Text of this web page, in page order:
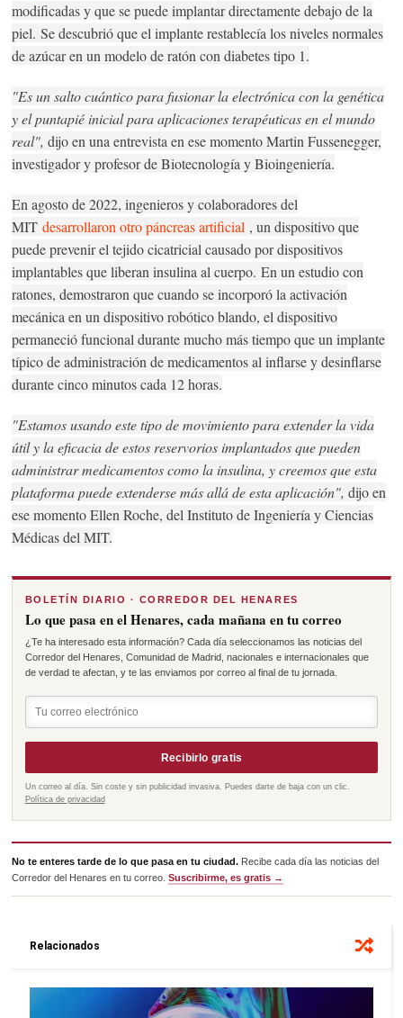
modificadas y que se puede implantar directamente debajo de la
piel.Se descubrió que el implante restablecía los niveles normales
de azúcar en un modelo de ratón con diabetes tipo 1.
"Es un salto cuántico para fusionar la electrónica con la genética
y el puntapié inicial para aplicaciones terapéuticas en el mundo
real",dijoen una entrevista en ese momento Martin Fussenegger,
investigador y profesor de Biotecnología y Bioingeniería.
En agosto de 2022, ingenieros y colaboradores del
MITdesarrollaron otro páncreas artificial , un dispositivo que
puede prevenir el tejido cicatricial causado por dispositivos
implantables que liberan insulina al cuerpo.En un estudio con
ratones, demostraron que cuando se incorporó la activación
mecánica en un dispositivo robótico blando, el dispositivo
permaneció funcional durante mucho más tiempo que un implante
típico de administración de medicamentos al inflarse y desinflarse
durante cinco minutos cada 12 horas.
"Estamos usando este tipo de movimiento para extender la vida
útil y la eficacia de estos reservorios implantados que pueden
administrar medicamentos como la insulina, y creemos que esta
plataforma puede extenderse más allá de esta aplicación", dijo en
ese momento Ellen Roche, del Instituto de Ingeniería y Ciencias
Médicas del MIT.
BOLETÍN DIARIO · CORREDOR DEL HENARES
Lo que pasa en el Henares, cada mañana en tu correo
¿Te ha interesado esta información? Cada día seleccionamos las noticias del
Corredor del Henares, Comunidad de Madrid, nacionales e internacionales que
de verdad te afectan, y te las enviamos por correo al final de tu jornada.
Recibirlo gratis
Un correo al día. Sin coste y sin publicidad invasiva. Puedes darte de baja con un clic.
Política de privacidad
No te enteres tarde de lo que pasa en tu ciudad. Recibe cada día las noticias del
Corredor del Henares en tu correo.Suscribirme, es gratis →
Relacionados